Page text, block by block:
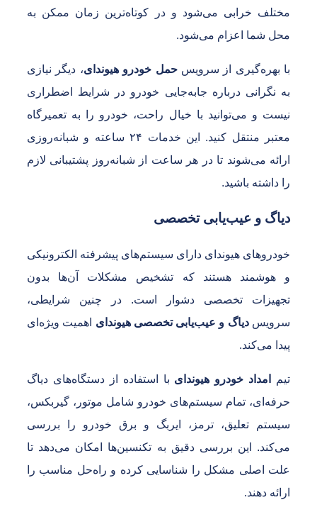
خرابی می‌شود و در کوتاه‌ترین زمان ممکن به
شما اعزام می‌شود.
بهره‌گیری از سرویسحمل خودرو هیوندای، دیگر نیازی
نگرانی درباره جابه‌جایی خودرو در شرایط اضطراری
و می‌توانید با خیال راحت، خودرو را به تعمیرگاه
معتبر منتقل کنید. این خدمات ۲۴ ساعته و شبانه‌روزی
می‌شوند تا در هر ساعت از شبانه‌روز پشتیبانی لازم
داشته باشید.
و عیب‌یابی تخصصی
هیوندای دارای سیستم‌های پیشرفته الکترونیکی
هوشمند هستند که تشخیص مشکلات آن‌ها بدون
تخصصی دشوار است. در چنین شرایطی،
دیاگ و عیب‌یابی تخصصی هیوندایاهمیت ویژه‌ای
می‌کند.
امداد خودرو هیوندایبا استفاده از دستگاه‌های دیاگ
تمام سیستم‌های خودرو شامل موتور، گیربکس،
تعلیق، ترمز، ایربگ و برق خودرو را بررسی
این بررسی دقیق به تکنسین‌ها امکان می‌دهد تا
اصلی مشکل را شناسایی کرده و راه‌حل مناسب را
دهند.